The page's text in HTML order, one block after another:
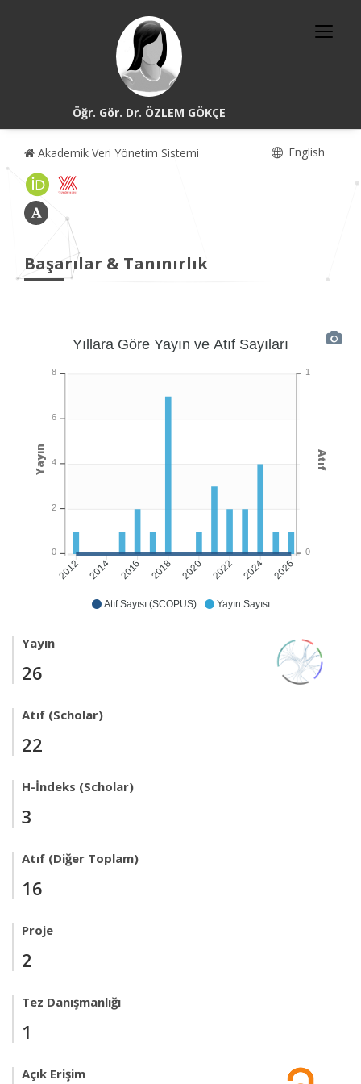
Öğr. Gör. Dr. ÖZLEM GÖKÇE
Akademik Veri Yönetim Sistemi English
Başarılar & Tanınırlık
Atıf Sayısı (SCOPUS) Yayın Sayısı
2012 2014 2016 2018 2020 2022 2024 2026
Yıllara Göre Yayın ve Atıf Sayıları
1
0
Atıf
8
6
4
2
0
Yayın
Yayın
26
Atıf (Scholar)
22
H-İndeks (Scholar)
3
Atıf (Diğer Toplam)
16
Proje
2
Tez Danışmanlığı
1
Açık Erişim